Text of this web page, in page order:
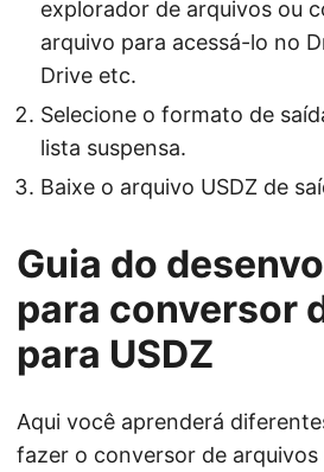
explorador de arquivos ou
arquivo para acessá-lo no
Drive etc.
Selecione o formato de
lista suspensa.
Baixe o arquivo USDZ de
Guia do
para conversor
para USDZ
Aqui você aprenderá
fazer o conversor de arquivos